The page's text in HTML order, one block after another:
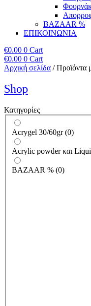
BAZAAR %
ΕΠΙΚΟΙΝΩΝΙΑ
€0.00 0 Cart
€0.00 0 Cart
Αρχική σελίδα / Προϊόντα
Shop
Κατηγορίες
Acrygel 30/60gr (0)
Acrylic powder και
BAZAAR % (0)